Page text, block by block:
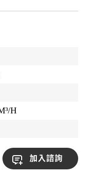
H
加入諮詢